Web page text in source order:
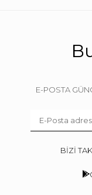
E-POSTA
BİZİ